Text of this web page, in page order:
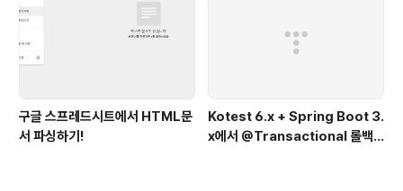
구글 스프레드시트에서 HTML문
서 파싱하기!
Kotest 6.x + Spring Boot 3.
x에서 @Transactional 롤백